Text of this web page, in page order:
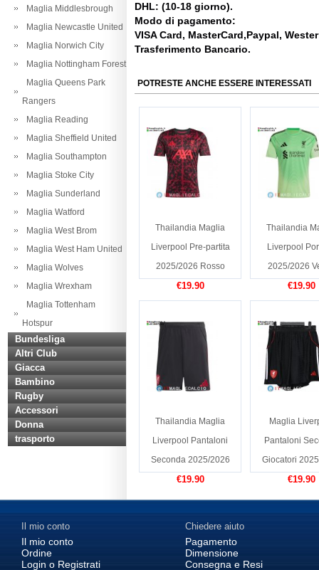
Maglia Middlesbrough
Maglia Newcastle United
Maglia Norwich City
Maglia Nottingham Forest
Maglia Queens Park
Rangers
Maglia Reading
Maglia Sheffield United
Maglia Southampton
Maglia Stoke City
Maglia Sunderland
Maglia Watford
Maglia West Brom
Maglia West Ham United
Maglia Wolves
Maglia Wrexham
Maglia Tottenham
Hotspur
Bundesliga
Altri Club
Giacca
Bambino
Rugby
Accessori
Donna
trasporto
DHL: (10-18 giorno).
Modo di pagamento:
VISA Card, MasterCard,Paypal,
Trasferimento Bancario.
POTRESTE ANCHE ESSERE INTERESSATI
Thailandia Maglia
Liverpool Pre-partita
2025/2026 Rosso
€19.90
Thailandia
Liverpool
2025/2026
€19.90
Thailandia Maglia
Liverpool Pantaloni
Seconda 2025/2026
€19.90
Maglia
Pantaloni
Giocatori
€19.90
Il mio conto
Il mio conto
Ordine
Login o Registrati
Chiedere aiuto
Pagamento
Dimensione
Consegna e Resi